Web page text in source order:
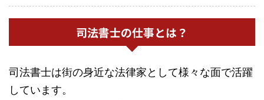
司法書士の仕事とは？
司法書士は街の身近な法律家として様々な面で活躍
しています。